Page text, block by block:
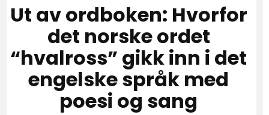
Ut av ordboken: Hvorfor
det norske ordet
“hvalross” gikk inn i det
engelske språk med
poesi og sang